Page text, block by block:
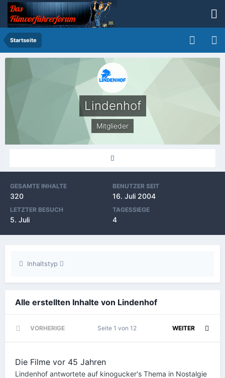
Startseite
Lindenhof
Mitglieder
GESAMTE INHALTE
320
BENUTZER SEIT
16. Juli 2004
LETZTER BESUCH
5. Juli
TAGESSIEGE
4
Inhaltstyp
Alle erstellten Inhalte von Lindenhof
VORHERIGE WEITER
Seite 1 von 12
Die Filme vor 45 Jahren
Lindenhof antwortete auf kinogucker's Thema in Nostalgie